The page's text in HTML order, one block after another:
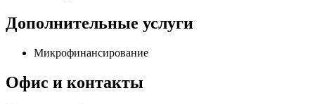
Дополнительные услуги
Микрофинансирование
Офис и контакты